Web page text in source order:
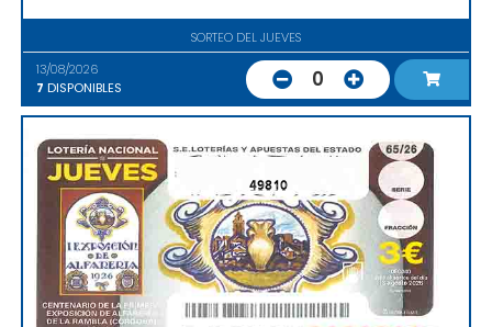
SORTEO DEL JUEVES
13/08/2026
7 DISPONIBLES 0
49810